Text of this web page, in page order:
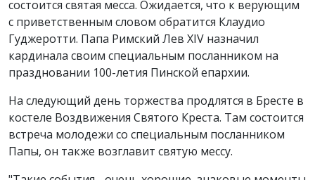
состоится святая месса. Ожидается, что к верующим
с приветственным словом обратится Клаудио
Гуджеротти. Папа Римский Лев XIV назначил
кардинала своим специальным посланником на
праздновании 100-летия Пинской епархии.
На следующий день торжества продлятся в Бресте в
костеле Воздвижения Святого Креста. Там состоится
встреча молодежи со специальным посланником
Папы, он также возглавит святую мессу.